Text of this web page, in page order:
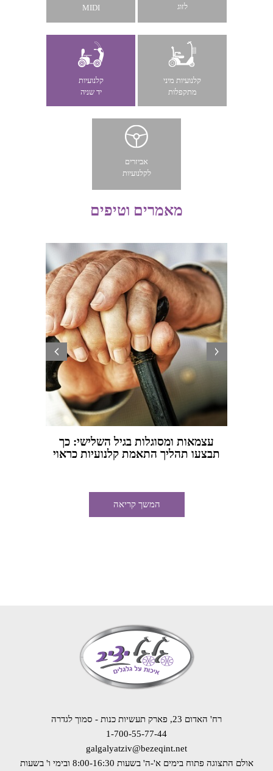
לזוג
MIDI
קלנועיות מיני
מתקפלות
קלנועיות
יד שניה
אביזרים
לקלנועיות
מאמרים וטיפים
עצמאות ומסוגלות בגיל השלישי: כך
תבצעו תהליך התאמת קלנועיות כראוי
המשך קריאה
prev next
רח' האדום 23, פארק תעשיות כנות - סמוך לגדרה
1-700-55-77-44
galgalyatziv@bezeqint.net
אולם התצוגה פתוח בימים א'-ה' בשעות 8:00-16:30
ובימי ו' בשעות